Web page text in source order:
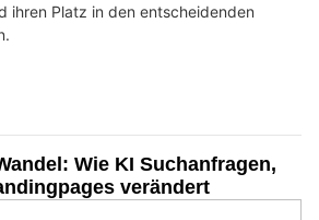
ihren Platz in den entscheidenden
Wie KI Suchanfragen,
verändert